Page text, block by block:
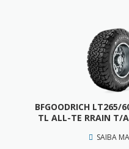
BFGOODRICH LT265/
TL ALL-TE RRAIN T/
SAIBA